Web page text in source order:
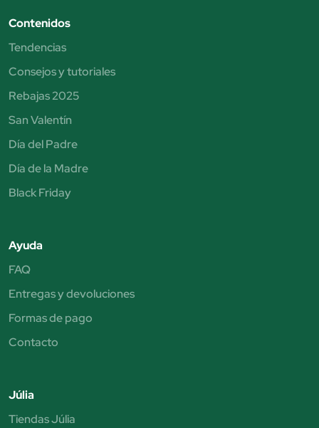
Contenidos
Tendencias
Consejos y tutoriales
Rebajas 2025
San Valentín
Día del Padre
Día de la Madre
Black Friday
Ayuda
FAQ
Entregas y devoluciones
Formas de pago
Contacto
Júlia
Tiendas Júlia